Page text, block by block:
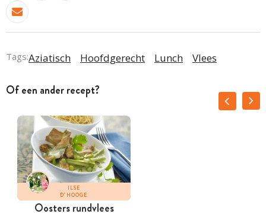
Tags:Aziatisch Hoofdgerecht Lunch Vlees
Of een ander recept?
ILSE
D'HOOGE
Oosters rundvlees